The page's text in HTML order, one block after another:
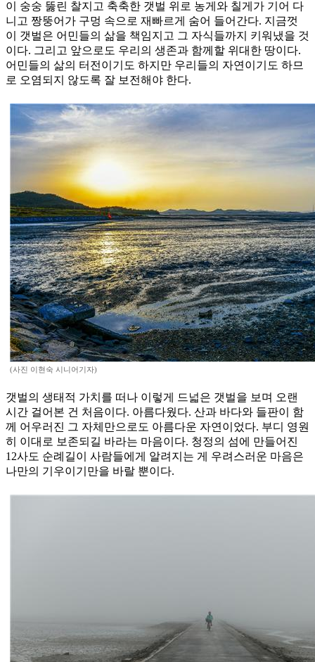
이 숭숭 뚫린 찰지고 축축한 갯벌 위로 농게와 칠게가 기어 다
니고 짱뚱어가 구멍 속으로 재빠르게 숨어 들어간다. 지금껏
이 갯벌은 어민들의 삶을 책임지고 그 자식들까지 키워냈을 것
이다. 그리고 앞으로도 우리의 생존과 함께할 위대한 땅이다.
어민들의 삶의 터전이기도 하지만 우리들의 자연이기도 하므
로 오염되지 않도록 잘 보전해야 한다.
(사진 이현숙 시니어기자)
갯벌의 생태적 가치를 떠나 이렇게 드넓은 갯벌을 보며 오랜
시간 걸어본 건 처음이다. 아름다웠다. 산과 바다와 들판이 함
께 어우러진 그 자체만으로도 아름다운 자연이었다. 부디 영원
히 이대로 보존되길 바라는 마음이다. 청정의 섬에 만들어진
12사도 순례길이 사람들에게 알려지는 게 우려스러운 마음은
나만의 기우이기만을 바랄 뿐이다.